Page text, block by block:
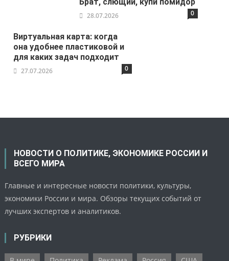
Брат, слющий, купи помидор
28.07.2026 0
Виртуальная карта: когда
она удобнее пластиковой и
для каких задач подходит
27.07.2026 0
НОВОСТИ О ПОЛИТИКЕ, ЭКОНОМИКЕ РОССИИ И
ВСЕГО МИРА
Главные и интересные новости политики, культуры,
экономики России и мира. Обзоры текущих событий от
лучших экспертов и аналитиков.
РУБРИКИ